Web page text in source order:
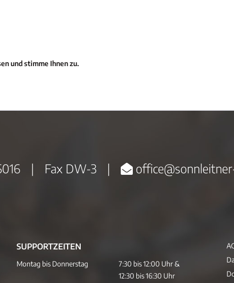
und stimme Ihnen zu.
| Fax DW-3 |
SUPPORTZEITEN
Montag bis Donnerstag
7:30 bis 12:00 Uhr &
12:30 bis 16:30 Uhr